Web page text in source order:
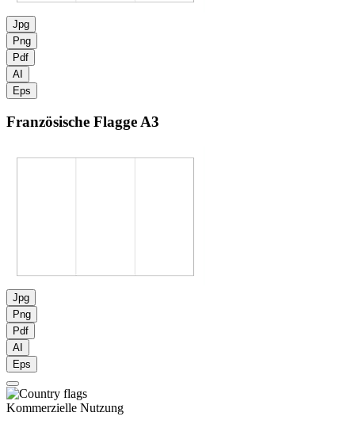
Jpg
Png
Pdf
AI
Eps
Französische FlaggeA3
Jpg
Png
Pdf
AI
Eps
Kommerzielle Nutzung